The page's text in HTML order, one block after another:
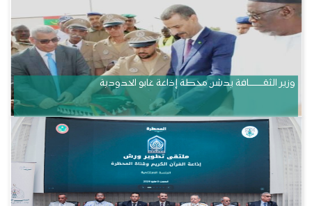
وزير الثقــــــــــافة يدشن محطة إذاعة غابو الحدودية